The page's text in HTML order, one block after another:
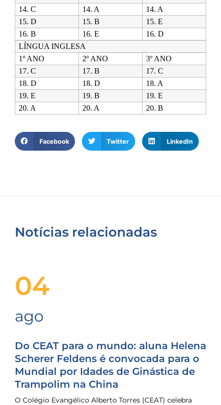
14. C
14. A
14. A
15. D
15. B
15. E
16. B
16. E
16. D
LÍNGUA INGLESA
1º ANO
2º ANO
3º ANO
17. C
17. B
17. C
18. D
18. D
18. A
19. E
19. B
19. E
20. A
20. A 20. B
Facebook Twitter LinkedIn
Notícias relacionadas
04
ago
Do CEAT para o mundo: aluna Helena
Scherer Feldens é convocada para o
Mundial por Idades de Ginástica de
Trampolim na China
O Colégio Evangélico Alberto Torres (CEAT) celebra